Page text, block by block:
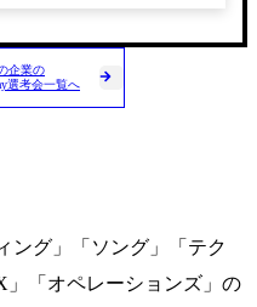
企業の
選考会一覧へ
ング」「ソング」「テク
」「オペレーションズ」の